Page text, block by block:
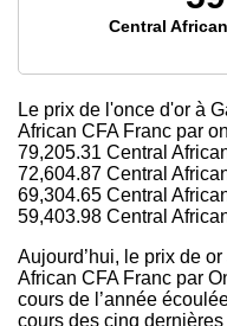
Central
Le prix de l'once d'or à
African CFA Franc par
79,205.31 Central
72,604.87 Central
69,304.65 Central
59,403.98 Central
Aujourd’hui, le prix de
African CFA Franc par
cours de l’année
cours des cinq